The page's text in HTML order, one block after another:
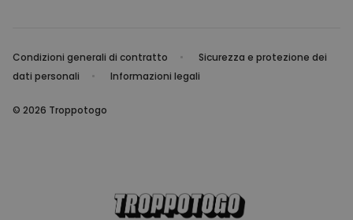
Condizioni generali di contratto
Sicurezza e protezione dei
dati personali
Informazioni legali
© 2026 Troppotogo